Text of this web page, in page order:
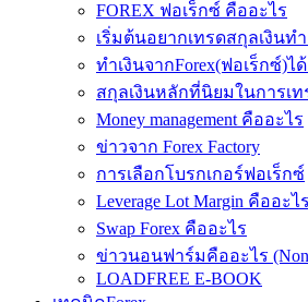
FOREX ฟอเร็กซ์ คืออะไร
เริ่มต้นอยากเทรดสกุลเงินท
ทำเงินจากForex(ฟอเร็กซ์)ไ
สกุลเงินหลักที่นิยมในการเท
Money management คืออะไร
ข่าวจาก Forex Factory
การเลือกโบรกเกอร์ฟอเร็กซ์
Leverage Lot Margin คืออะไร
Swap Forex คืออะไร
ข่าวนอนฟาร์มคืออะไร
LOADFREE E-BOOK